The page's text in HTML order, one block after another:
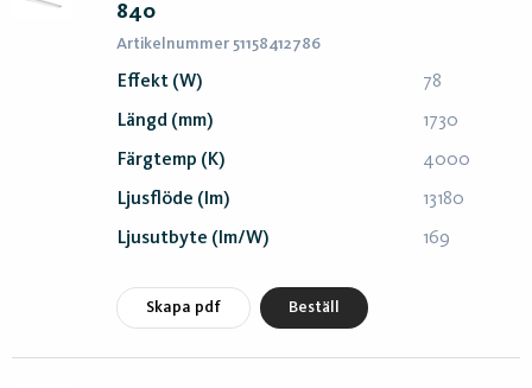
840
Artikelnummer 51158412786
Effekt (W) 78
Längd (mm) 1730
Färgtemp (K) 4000
Ljusflöde (lm) 13180
Ljusutbyte (lm/W) 169
Skapa pdf Beställ